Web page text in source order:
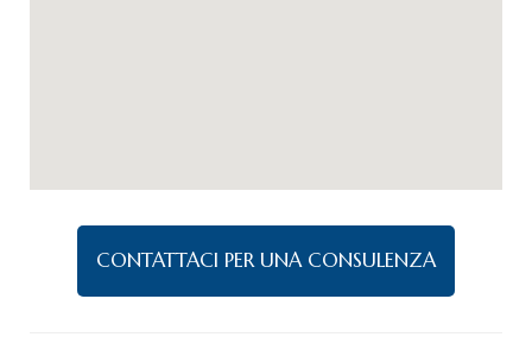
CONTATTACI PER UNA CONSULENZA